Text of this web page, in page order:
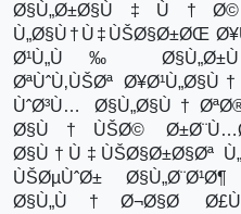
Ø§Ù„Ø±Ø§Ù‡Ù†Ø©
Ù„Ø§Ù†Ù‡ÙŠØ§Ø±ØŒ
Ø¹Ù„Ù‰
ØªÙˆÙ‚ÙŠØª
ÙˆØ³Ù…
Ø§Ù†ÙŠØ©
Ø§Ù†Ù‡ÙŠØ§Ø±Ø§Øª
ÙŠØµÙˆØ±
Ø§Ù„Ù†Ø¬Ø§Ø­